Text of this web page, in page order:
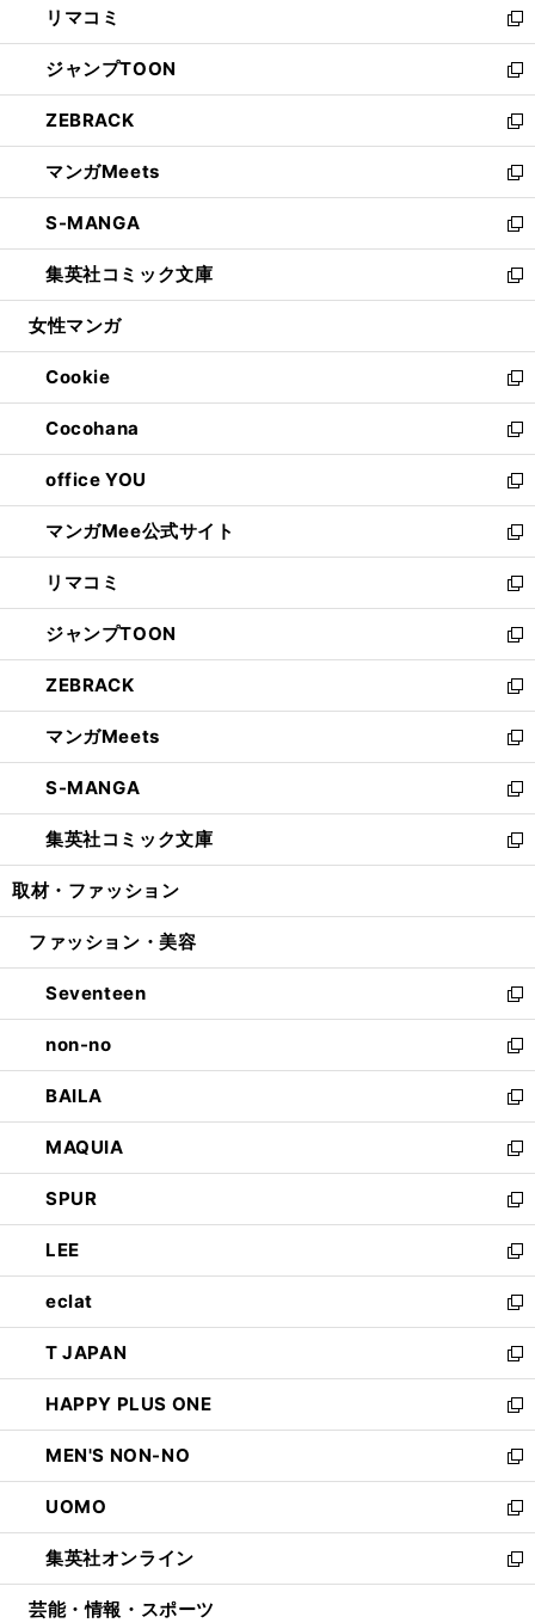
で
開
く
ド
ウ
で
開
く
ィ
ン
ド
ウ
で
開
く
い
ウ
ィ
ン
ド
ウ
で
開
く
リマコミ
新
し
い
ウ
ィ
ン
ド
ウ
で
開
く
ジャンプTOON
新
し
い
ウ
ィ
ン
ド
ウ
で
開
ZEBRACK
新
し
い
ウ
ィ
ン
ド
ウ
開
く
マンガMeets
新
し
い
ウ
ィ
ン
ウ
で
開
く
S-MANGA
新
し
い
ウ
ン
ド
ウ
で
開
く
集英社コミック文庫
新
し
ウ
ィ
ン
ド
ウ
で
開
く
女性マンガ
Cookie
新
し
い
ウ
ィ
ン
ド
ウ
で
開
く
Cocohana
新
し
い
ウ
ィ
ン
ド
ウ
で
開
く
office YOU
新
し
い
ウ
ィ
ン
ド
ウ
で
開
く
マンガMee公式サイト
新
し
い
ウ
ィ
ン
ド
ウ
で
開
く
リマコミ
新
し
い
ウ
ィ
ン
ド
ウ
で
開
く
ジャンプTOON
新
し
い
ウ
ィ
ン
ド
ウ
で
開
ZEBRACK
新
し
い
ウ
ィ
ン
ド
ウ
開
マンガMeets
新
し
い
ウ
ィ
ン
ウ
開
く
S-MANGA
新
し
い
ウ
ン
ウ
で
開
く
集英社コミック文庫
新
し
ウ
ン
ド
ウ
で
開
く
取材・ファッション
ファッション・美容
Seventeen
新
し
い
ウ
ィ
ン
ド
ウ
で
開
く
non-no
新
し
い
ウ
ィ
ン
ド
ウ
で
開
く
BAILA
新
し
い
ウ
ィ
ン
ド
ウ
で
開
く
MAQUIA
新
し
い
ウ
ィ
ン
ド
ウ
で
開
く
SPUR
新
し
い
ウ
ィ
ン
ド
ウ
で
開
く
LEE
新
し
い
ウ
ィ
ン
ド
ウ
で
開
く
eclat
新
し
い
ウ
ィ
ン
ド
ウ
で
開
く
T JAPAN
新
し
い
ウ
ィ
ン
ド
ウ
で
開
HAPPY PLUS ONE
新
し
い
ウ
ィ
ン
ド
ウ
MEN'S NON-NO
新
し
い
ウ
ィ
ン
UOMO
新
し
い
ウ
集英社オンライン
新
し
芸能・情報・スポーツ